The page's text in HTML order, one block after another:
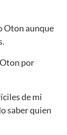
Oton aunque
por
de mi
saber quien